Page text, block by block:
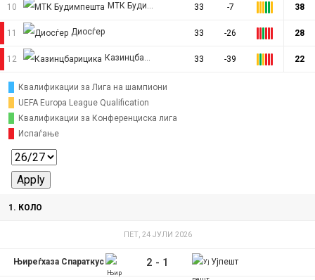
10 МТК Будимпешта 33 -7 38
11 Диосѓер 33 -26 28
12 Казинцбарицика 33 -39 22
Квалификации за Лига на шампиони
UEFA Europa League Qualification
Квалификации за Конференциска лига
Испаѓање
1. КОЛО
ПЕТ, 24 ЈУЛИ 2026
Њиреѓхаза Спараткус 2 - 1 Ујпешт